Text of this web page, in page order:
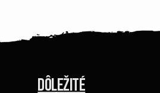
Dôležité